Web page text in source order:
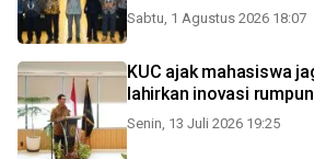
Sabtu, 1 Agustus 2026 18:07
KUC ajak mahasiswa
lahirkan inovasi
Senin, 13 Juli 2026 19:25